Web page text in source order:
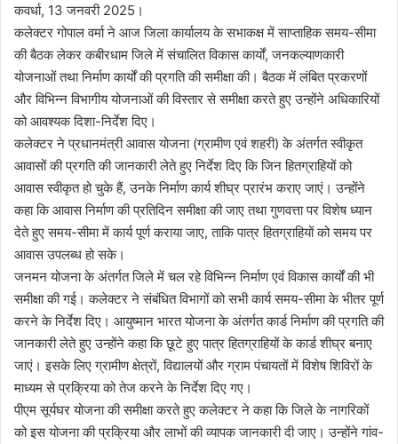
कवर्धा, 13 जनवरी 2025।
कलेक्टर गोपाल वर्मा ने आज जिला कार्यालय के सभाकक्ष में साप्ताहिक समय-सीमा
की बैठक लेकर कबीरधाम जिले में संचालित विकास कार्यों, जनकल्याणकारी
योजनाओं तथा निर्माण कार्यों की प्रगति की समीक्षा की। बैठक में लंबित प्रकरणों
और विभिन्न विभागीय योजनाओं की विस्तार से समीक्षा करते हुए उन्होंने अधिकारियों
को आवश्यक दिशा-निर्देश दिए।
कलेक्टर ने प्रधानमंत्री आवास योजना (ग्रामीण एवं शहरी) के अंतर्गत स्वीकृत
आवासों की प्रगति की जानकारी लेते हुए निर्देश दिए कि जिन हितग्राहियों को
आवास स्वीकृत हो चुके हैं, उनके निर्माण कार्य शीघ्र प्रारंभ कराए जाएं। उन्होंने
कहा कि आवास निर्माण की प्रतिदिन समीक्षा की जाए तथा गुणवत्ता पर विशेष ध्यान
देते हुए समय-सीमा में कार्य पूर्ण कराया जाए, ताकि पात्र हितग्राहियों को समय पर
आवास उपलब्ध हो सके।
जनमन योजना के अंतर्गत जिले में चल रहे विभिन्न निर्माण एवं विकास कार्यों की भी
समीक्षा की गई। कलेक्टर ने संबंधित विभागों को सभी कार्य समय-सीमा के भीतर पूर्ण
करने के निर्देश दिए। आयुष्मान भारत योजना के अंतर्गत कार्ड निर्माण की प्रगति की
जानकारी लेते हुए उन्होंने कहा कि छूटे हुए पात्र हितग्राहियों के कार्ड शीघ्र बनाए
जाएं। इसके लिए ग्रामीण क्षेत्रों, विद्यालयों और ग्राम पंचायतों में विशेष शिविरों के
माध्यम से प्रक्रिया को तेज करने के निर्देश दिए गए।
पीएम सूर्यघर योजना की समीक्षा करते हुए कलेक्टर ने कहा कि जिले के नागरिकों
को इस योजना की प्रक्रिया और लाभों की व्यापक जानकारी दी जाए। उन्होंने गांव-